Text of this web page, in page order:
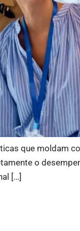
que moldam
o
[…]